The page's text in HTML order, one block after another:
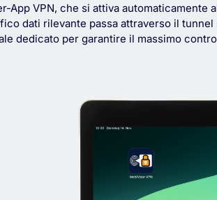
App VPN, che si attiva automaticamente
dati rilevante passa attraverso il tunnel
dedicato per garantire il massimo